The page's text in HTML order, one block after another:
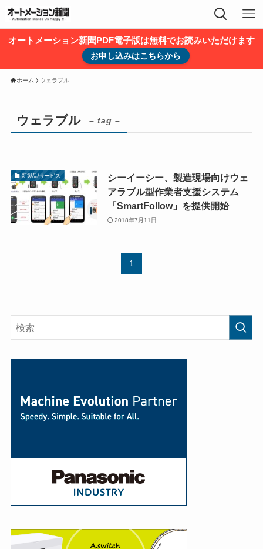
オートメーション新聞PDF電子版は無料でお読みいただけます
お申し込みはこちらから
ホーム ウェラブル
ウェラブル – tag –
新製品/サービス
シーイーシー、製造現場向けウェ
アラブル型作業者支援システム
「SmartFollow」を提供開始
2018年7月11日
1